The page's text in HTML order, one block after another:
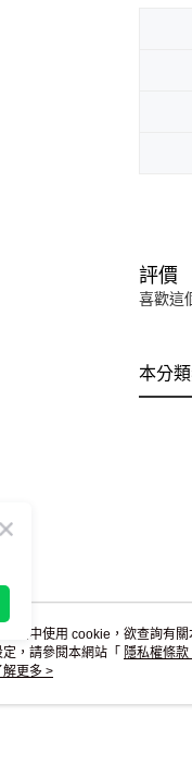
評價
喜歡這
本分
網站中使用 cookie，欲查詢有
定，請參閱本網站「 隱私權條款
用 cookie。
解更多 >